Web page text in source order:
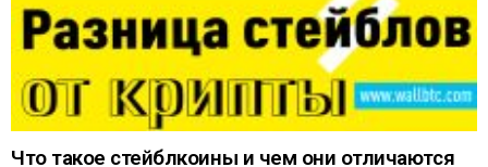
Что такое стейблкоины и чем они отличаются